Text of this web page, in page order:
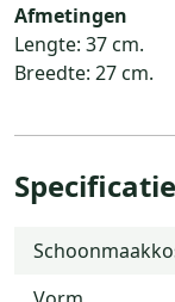
Afmetingen
Lengte: 37 cm.
Breedte: 27 cm.